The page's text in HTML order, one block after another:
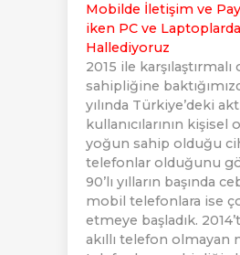
Mobilde İletişim ve
iken PC ve
Hallediyoruz
2015 ile
sahipliğine
yılında Türkiye’deki
kullanıcılarının kişisel
yoğun sahip olduğu
telefonlar olduğunu
90’lı yılların başında
mobil telefonlara ise
etmeye başladık.
akıllı telefon olmayan